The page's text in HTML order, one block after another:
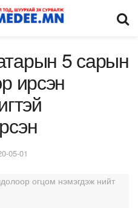
5 сарын
ирсэн
05-01